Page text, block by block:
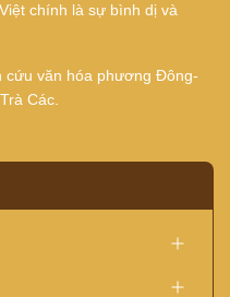
chính là sự bình dị và
cứu văn hóa phương Đông-
Các.